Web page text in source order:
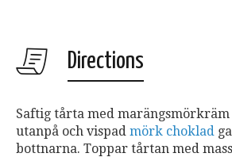
Directions
Saftig tårta med
utanpå och vispad mörk choklad
bottnarna. Toppar tårtan med